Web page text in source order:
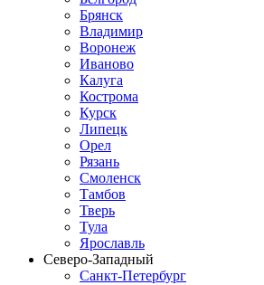
Брянск
Владимир
Воронеж
Иваново
Калуга
Кострома
Курск
Липецк
Орел
Рязань
Смоленск
Тамбов
Тверь
Тула
Ярославль
Северо-Западный
Санкт-Петербург